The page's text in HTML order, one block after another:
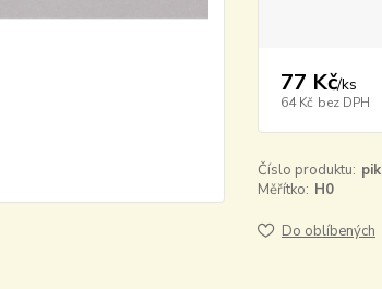
77 Kč/ks
64 Kč bez DPH
Číslo produktu:
Měřítko: H0
Do oblíbených